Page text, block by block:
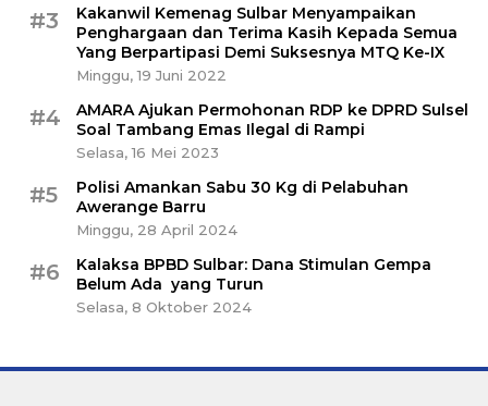
#3
Kakanwil Kemenag Sulbar Menyampaikan
Penghargaan dan Terima Kasih Kepada Semua
Yang Berpartipasi Demi Suksesnya MTQ Ke-IX
Minggu, 19 Juni 2022
#4
AMARA Ajukan Permohonan RDP ke DPRD Sulsel
Soal Tambang Emas Ilegal di Rampi
Selasa, 16 Mei 2023
#5
Polisi Amankan Sabu 30 Kg di Pelabuhan
Awerange Barru
Minggu, 28 April 2024
#6
Kalaksa BPBD Sulbar: Dana Stimulan Gempa
Belum Ada yang Turun
Selasa, 8 Oktober 2024